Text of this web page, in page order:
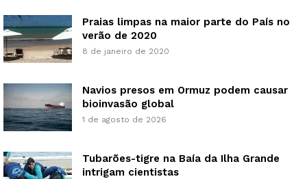
Praias limpas na maior parte do País no
verão de 2020
8 de janeiro de 2020
Navios presos em Ormuz podem causar
bioinvasão global
1 de agosto de 2026
Tubarões-tigre na Baía da Ilha Grande
intrigam cientistas